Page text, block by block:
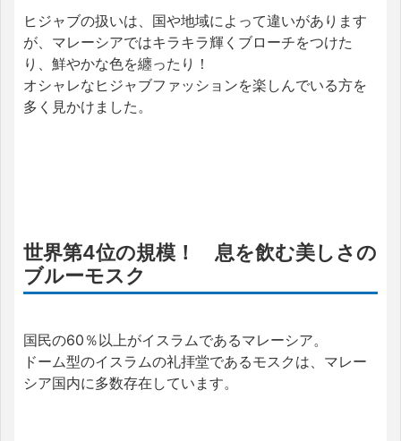
ヒジャブの扱いは、国や地域によって違いがあります
が、マレーシアではキラキラ輝くブローチをつけた
り、鮮やかな色を纏ったり！
オシャレなヒジャブファッションを楽しんでいる方を
多く見かけました。
世界第4位の規模！ 息を飲む美しさの
ブルーモスク
国民の60％以上がイスラムであるマレーシア。
ドーム型のイスラムの礼拝堂であるモスクは、マレー
シア国内に多数存在しています。